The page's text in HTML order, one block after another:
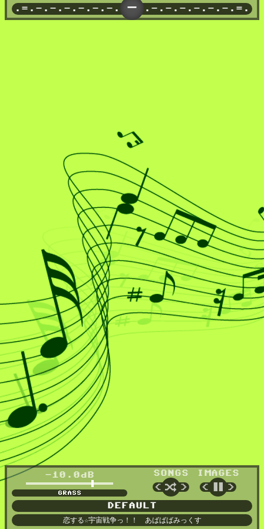
+.. .-.-.-.-.-
-
DEFAULT
恋する☆宇宙戦争っ！！ あばばばみっくす
CANARY
-10.0dB
SONGS
<
>
🔀
IMAGES
<
>